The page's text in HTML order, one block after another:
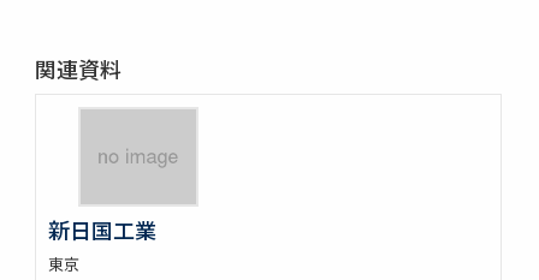
関連資料
新日国工業
東京